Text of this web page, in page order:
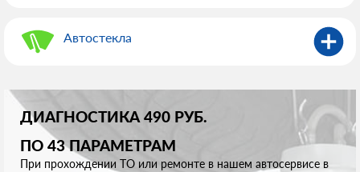
Автостекла
ДИАГНОСТИКА 490 РУБ.
ПО 43 ПАРАМЕТРАМ
При прохождении ТО или ремонте в нашем автосервисе в